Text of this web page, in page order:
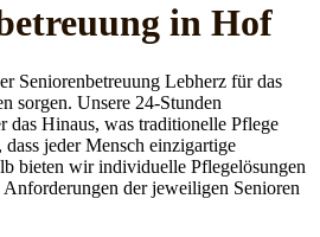
in Hof
Seniorenbetreuung Lebherz für das
sorgen. Unsere 24-Stunden
das Hinaus, was traditionelle Pflege
jeder Mensch einzigartige
bieten wir individuelle Pflegelösungen
der jeweiligen Senioren